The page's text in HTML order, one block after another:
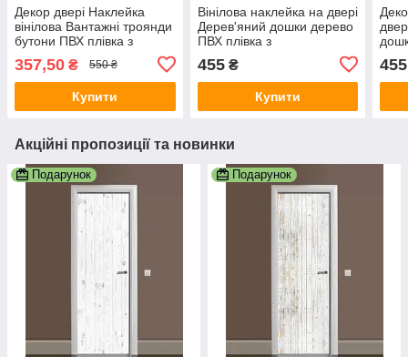
Декор двері Наклейка
вінілова Вантажні троянди
бутони ПВХ плівка з
ламінуванням 650х2000
мм Квіти Фіолетовий
357,50 ₴ 550 ₴
Купити
Вінілова наклейка на двері
Дерев'яний дошки дерево
ПВХ плівка з
ламінуванням 600х1800
мм Текстура Коричневий
455₴
Купити
мм
455
Акційні пропозиції та новинки
Подарунок Подарунок